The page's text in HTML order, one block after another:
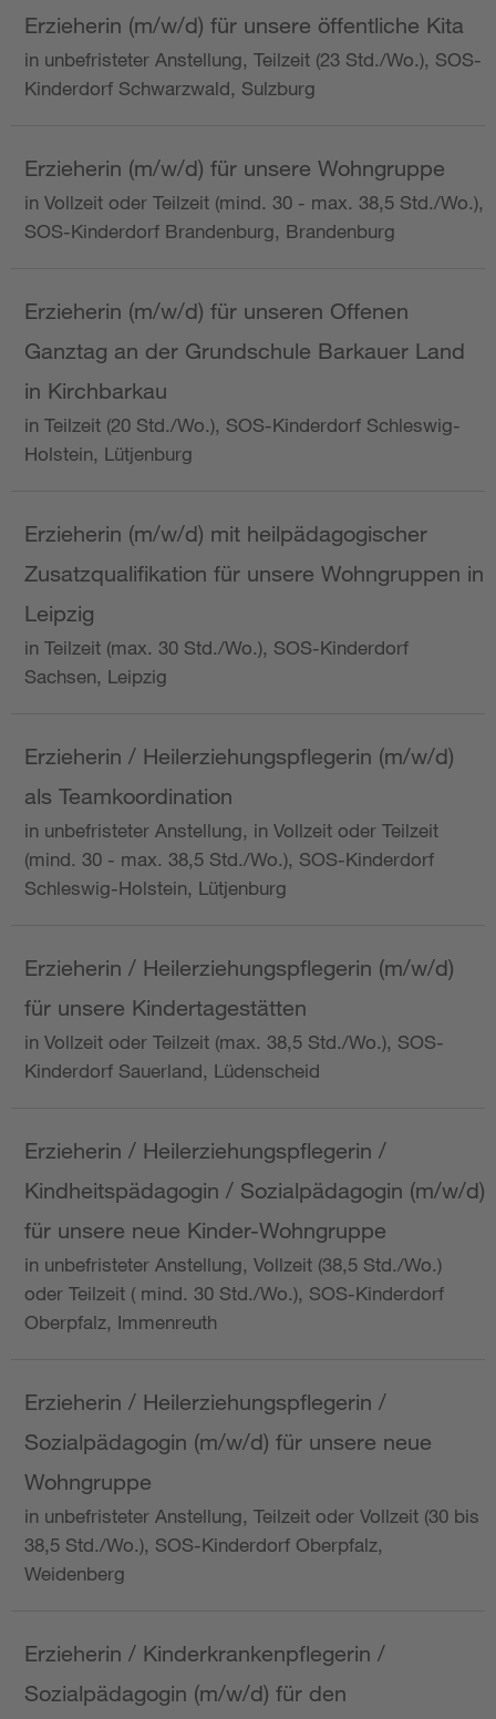
Erzieherin (m/w/d) für unsere öffentliche Kita
in unbefristeter Anstellung, Teilzeit (23 Std./Wo.), SOS-
Kinderdorf Schwarzwald, Sulzburg
Erzieherin (m/w/d) für unsere Wohngruppe
in Vollzeit oder Teilzeit (mind. 30 - max. 38,5 Std./Wo.),
SOS-Kinderdorf Brandenburg, Brandenburg
Erzieherin (m/w/d) für unseren Offenen
Ganztag an der Grundschule Barkauer Land
in Kirchbarkau
in Teilzeit (20 Std./Wo.), SOS-Kinderdorf Schleswig-
Holstein, Lütjenburg
Erzieherin (m/w/d) mit heilpädagogischer
Zusatzqualifikation für unsere Wohngruppen in
Leipzig
in Teilzeit (max. 30 Std./Wo.), SOS-Kinderdorf
Sachsen, Leipzig
Erzieherin / Heilerziehungspflegerin (m/w/d)
als Teamkoordination
in unbefristeter Anstellung, in Vollzeit oder Teilzeit
(mind. 30 - max. 38,5 Std./Wo.), SOS-Kinderdorf
Schleswig-Holstein, Lütjenburg
Erzieherin / Heilerziehungspflegerin (m/w/d)
für unsere Kindertagestätten
in Vollzeit oder Teilzeit (max. 38,5 Std./Wo.), SOS-
Kinderdorf Sauerland, Lüdenscheid
Erzieherin / Heilerziehungspflegerin /
Kindheitspädagogin / Sozialpädagogin (m/w/d)
für unsere neue Kinder-Wohngruppe
in unbefristeter Anstellung, Vollzeit (38,5 Std./Wo.)
oder Teilzeit ( mind. 30 Std./Wo.), SOS-Kinderdorf
Oberpfalz, Immenreuth
Erzieherin / Heilerziehungspflegerin /
Sozialpädagogin (m/w/d) für unsere neue
Wohngruppe
in unbefristeter Anstellung, Teilzeit oder Vollzeit (30 bis
38,5 Std./Wo.), SOS-Kinderdorf Oberpfalz,
Weidenberg
Erzieherin / Kinderkrankenpflegerin /
Sozialpädagogin (m/w/d) für den